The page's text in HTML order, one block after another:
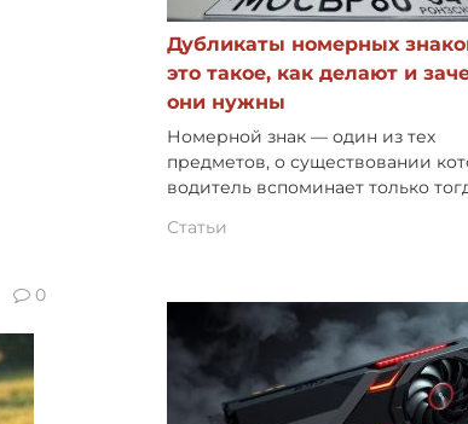
0
Дубликаты номерных
это такое, как делают и
они нужны
Номерной знак — один из тех
предметов, о существовании
водитель вспоминает только
Статьи